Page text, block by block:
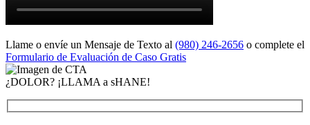
Llame o envíe un Mensaje de Texto al (980) 246-2656 o complete el
Formulario de Evaluación de Caso Gratis
¿DOLOR? ¡LLAMA a sHANE!